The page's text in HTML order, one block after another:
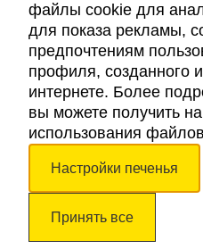
Правовая
Авторские права © 2026.
файлы cookie для
для показа рекламы,
предпочтениям
профиля, созданного
интернете. Более
вы можете получить
использования файлов
Настройки печенья
Принять все